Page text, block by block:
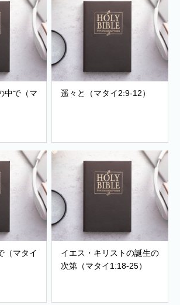
中で（マ
遥々と（マタイ2:9-12）
（マタイ
イエス・キリストの誕生の
次第（マタイ1:18-25）